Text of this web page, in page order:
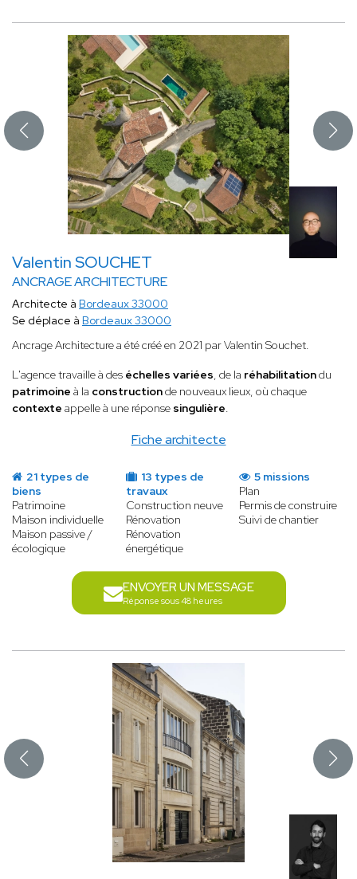
Valentin SOUCHET
ANCRAGE ARCHITECTURE
Fiche architecte
Architecte à Bordeaux 33000
Se déplace à Bordeaux 33000
Ancrage Architecture a été créé en 2021 par Valentin Souchet.
L'agence travaille à des échelles variées, de la réhabilitationdu
patrimoine à la constructionde nouveaux lieux, où chaque
contexte appelle à une réponse singulière.
21 types de
biens
Patrimoine
Maison individuelle
Maison passive /
écologique
13 types de
travaux
Construction neuve
Rénovation
Rénovation
énergétique
5 missions
Plan
Permis de construire
Suivi de chantier
ENVOYER UN MESSAGE
Réponse sous 48 heures